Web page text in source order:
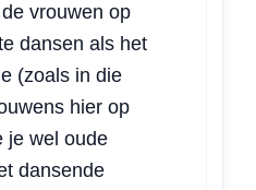
vrouwen op
dansen als het
(zoals in die
hier op
je wel oude
dansende